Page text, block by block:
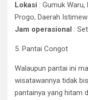
Lokasi : Gumuk Waru,
Progo, Daerah
Jam operasional :
5. Pantai Congot
Walaupun pantai ini
wisatawannya tidak
pantainya yang hitam